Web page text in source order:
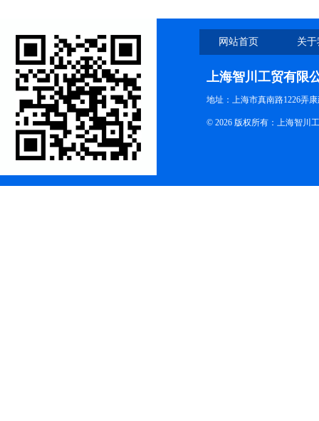
网站首页 关
上海智川工贸有限
地址：上海市真南路1226弄
© 2026 版权所有：上海智川